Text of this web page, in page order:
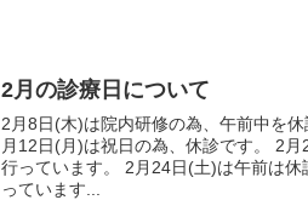
2月の診療日について
2月8日(木)は院内研修の為、午前中を休
月12日(月)は祝日の為、休診です。 2月23日(金)は祝日ですが、診療を
行っています。 2月24日(土)は午前は休診ですが、午後は矯正のみ行
っています...